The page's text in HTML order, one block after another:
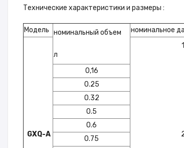
Технические характеристики и размеры :
Модель номинальный объем
л
номинальное
GXQ-A
0,16
0.25
0.32
0.5
0.6
0.75